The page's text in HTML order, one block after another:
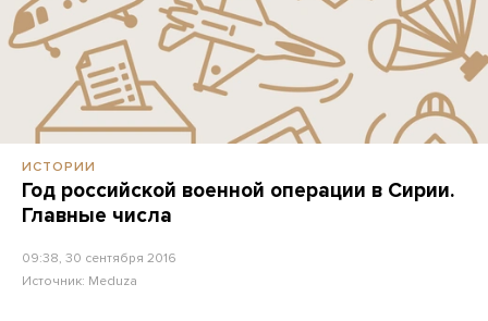
ИСТОРИИ
Год российской военной операции в Сирии.
Главные числа
09:38, 30 сентября 2016
Источник: Meduza